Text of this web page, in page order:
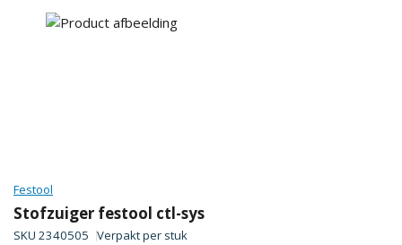
Festool
Stofzuiger festool ctl-sys
SKU 2340505 Verpakt per stuk